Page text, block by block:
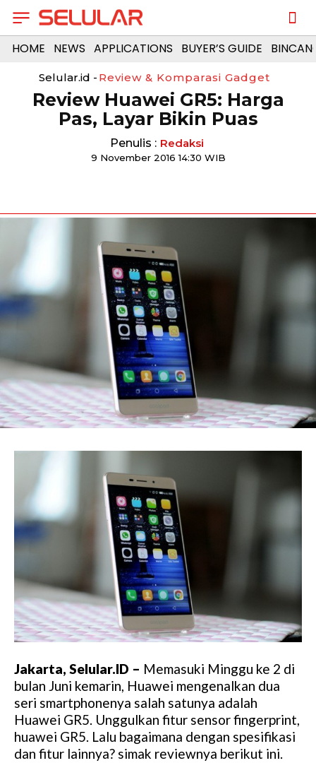
HOME NEWS APPLICATIONS BUYER’S GUIDE
Selular.id - Review & Komparasi Gadget
Review Huawei GR5: Harga
Pas, Layar Bikin Puas
Penulis : Redaksi
9 November 2016 14:30 WIB
Jakarta, Selular.ID – Memasuki Minggu ke 2 di
bulan Juni kemarin, Huawei mengenalkan dua
seri smartphonenya salah satunya adalah
Huawei GR5. Unggulkan fitur sensor fingerprint,
huawei GR5. Lalu bagaimana dengan spesifikasi
dan fitur lainnya? simak reviewnya berikut ini.